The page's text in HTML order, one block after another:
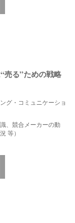
売る”ための戦略
グ・コミュニケーショ
、競合メーカーの動
等）